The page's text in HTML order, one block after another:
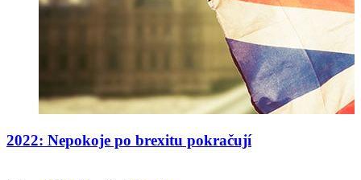
2022: Nepokoje po brexitu pokračují